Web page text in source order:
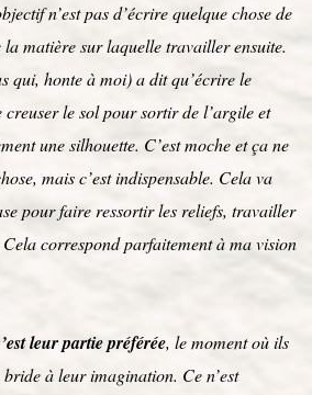
n’est pas d’écrire quelque chose de
matière sur laquelle travailler ensuite.
qui, honte à moi) a dit qu’écrire le
creuser le sol pour sortir de l’argile et
une silhouette. C’est moche et ça ne
mais c’est indispensable. Cela va
pour faire ressortir les reliefs, travailler
correspond parfaitement à ma vision
leur partie préférée, le moment où ils
à leur imagination. Ce n’est